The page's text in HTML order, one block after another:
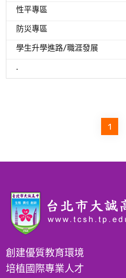
性平專區
防災專區
學生升學進路/職涯發展
.
1
創建優質教育環境
培植國際專業人才